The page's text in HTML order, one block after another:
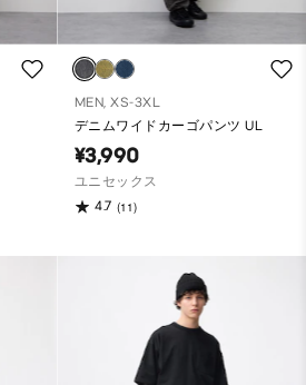
MEN, XS-3XL
デニムワイドカーゴパンツ UL
¥3,990
ユニセックス
4.7 (11)